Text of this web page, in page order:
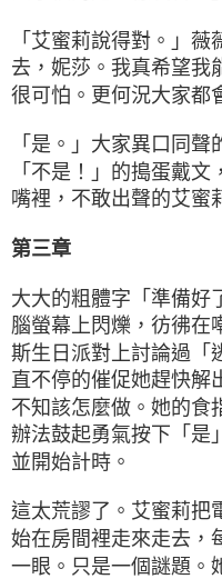
「艾蜜莉說得對。」
去，妮莎。我真希望我
很可怕。更何況大家都
「是。」大家異口同聲
「不是！」的搗蛋戴
嘴裡，不敢出聲的艾蜜
第三章
大大的粗體字「準備好
腦螢幕上閃爍，彷彿在
斯生日派對上討論過「
直不停的催促她趕快解
不知該怎麼做。她的食
辦法鼓起勇氣按下「是
並開始計時。
這太荒謬了。艾蜜莉把
始在房間裡走來走去，
一眼。只是一個謎題。